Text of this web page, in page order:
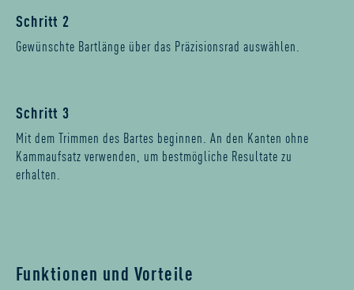
Schritt 2
Gewünschte Bartlänge über das Präzisionsrad auswählen.
Schritt 3
Mit dem Trimmen des Bartes beginnen. An den Kanten ohne
Kammaufsatz verwenden, um bestmögliche Resultate zu
erhalten.
Funktionen und Vorteile